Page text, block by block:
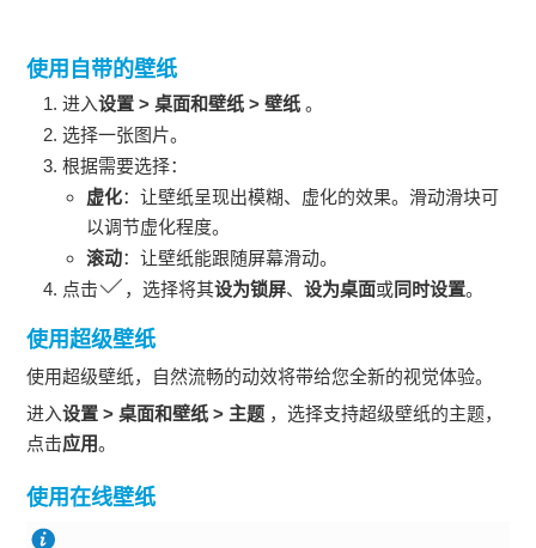
使用自带的壁纸
进入设置 >桌面和壁纸 >壁纸 。
选择一张图片。
根据需要选择：
虚化：让壁纸呈现出模糊、虚化的效果。滑动滑块可
以调节虚化程度。
滚动：让壁纸能跟随屏幕滑动。
点击
，选择将其设为锁屏、设为桌面或同时设置。
使用超级壁纸
使用超级壁纸，自然流畅的动效将带给您全新的视觉体验。
进入设置 >桌面和壁纸 > 主题 ，选择支持超级壁纸的主题，
点击应用。
使用在线壁纸